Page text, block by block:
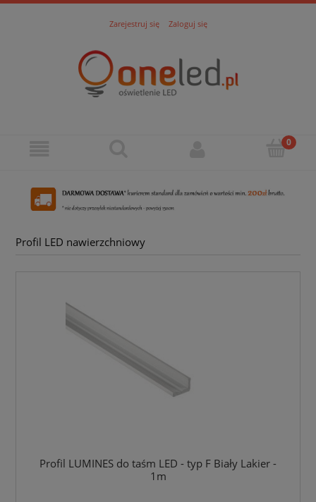
Zarejestruj się Zaloguj się
Profil LED nawierzchniowy
Profil LUMINES do taśm LED - typ F Biały Lakier -
1m